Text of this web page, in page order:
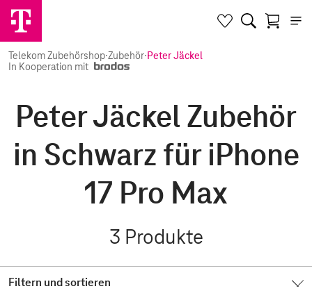
Telekom Zubehörshop·Zubehör·Peter Jäckel
In Kooperation mit
Peter Jäckel Zubehör
in Schwarz für iPhone
17 Pro Max
3 Produkte
Filtern und sortieren